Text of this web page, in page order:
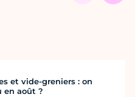
et vide-greniers : on
en août ?